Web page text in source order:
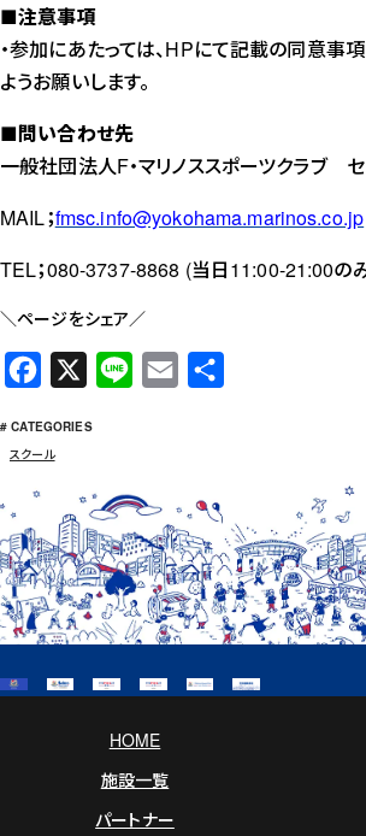
■注意事項
・参加にあたっては、HPにて記載の同意事
ようお願いします。
■問い合わせ先
一般社団法人F・マリノススポーツクラブ セ
MAIL；fmsc.info@yokohama.marinos.co.jp
TEL；080-3737-8868 (当日11:00-21:00の
＼ページをシェア／
o
o
k
X
l
# CATEGORIES
スクール
HOME
施設一覧
パートナー